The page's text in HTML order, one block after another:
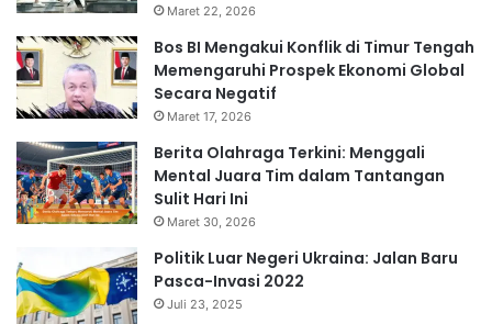
Maret 22, 2026
Bos BI Mengakui Konflik di Timur Tengah
Memengaruhi Prospek Ekonomi Global
Secara Negatif
Maret 17, 2026
Berita Olahraga Terkini: Menggali
Mental Juara Tim dalam Tantangan
Sulit Hari Ini
Maret 30, 2026
Politik Luar Negeri Ukraina: Jalan Baru
Pasca-Invasi 2022
Juli 23, 2025